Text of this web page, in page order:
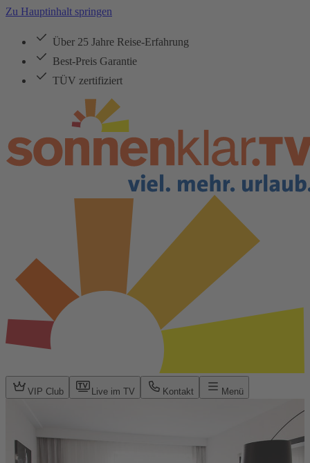
Zu Hauptinhalt springen
Über 25 Jahre Reise-Erfahrung
Best-Preis Garantie
TÜV zertifiziert
VIP Club Live im TV Kontakt Menü